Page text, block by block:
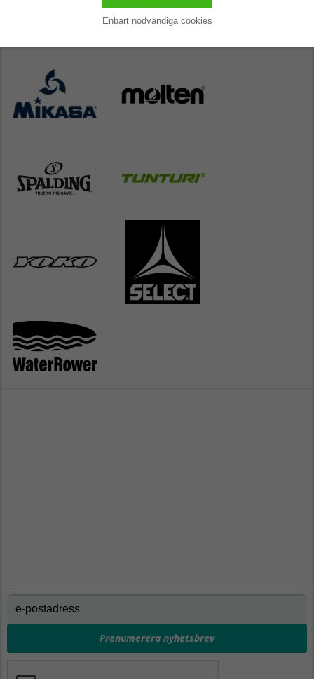
Enbart nödvändiga cookies
Prenumerera nyhetsbrev